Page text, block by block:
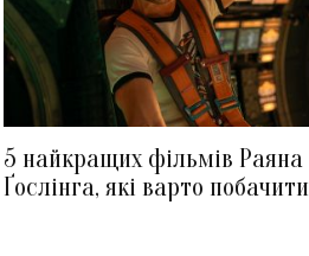
5 найкращих фільмів Раяна
Ґослінга, які варто побачити